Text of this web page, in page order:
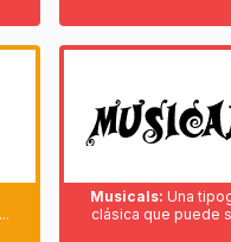
Musicals: Una
clásica que puede